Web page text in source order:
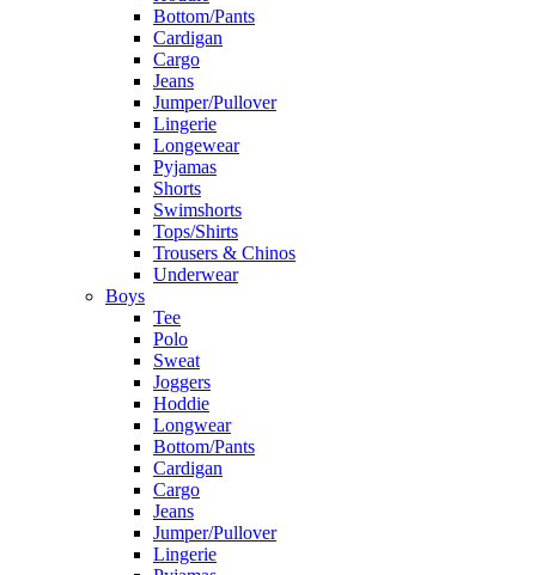
Bottom/Pants
Cardigan
Cargo
Jeans
Jumper/Pullover
Lingerie
Longewear
Pyjamas
Shorts
Swimshorts
Tops/Shirts
Trousers & Chinos
Underwear
Boys
Tee
Polo
Sweat
Joggers
Hoddie
Longwear
Bottom/Pants
Cardigan
Cargo
Jeans
Jumper/Pullover
Lingerie